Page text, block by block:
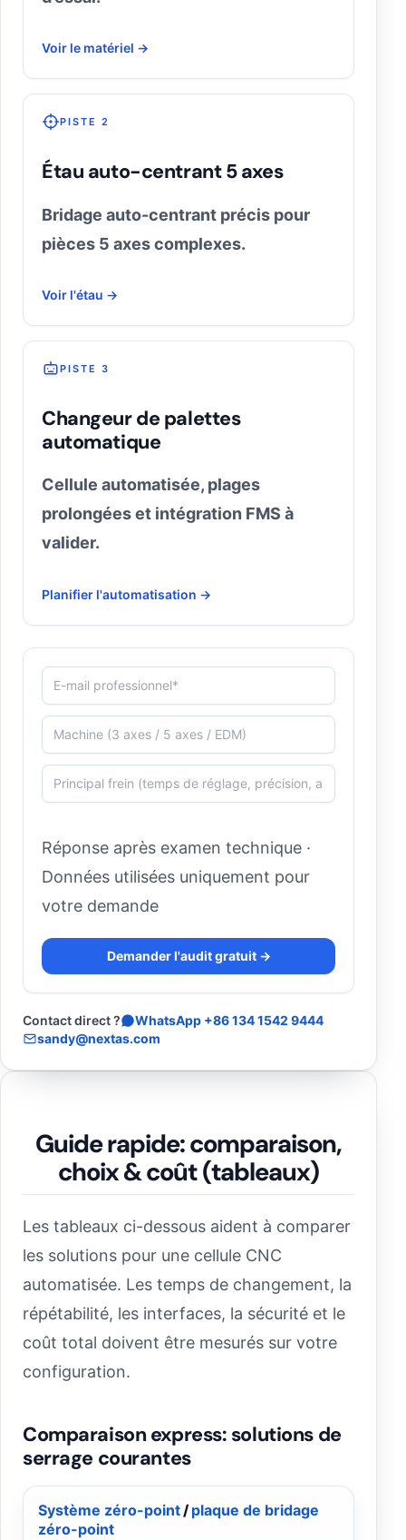
Voir le matériel →
PISTE 2
Étau auto-centrant 5 axes
Bridage auto-centrant précis pour
pièces 5 axes complexes.
Voir l'étau →
PISTE 3
Changeur de palettes
automatique
Cellule automatisée, plages
prolongées et intégration FMS à
valider.
Planifier l'automatisation →
E-mail professionnel*
Machine (3 axes / 5 axes / EDM)
Principal frein (temps de réglage, précision,
Réponse après examen technique ·
Données utilisées uniquement pour
votre demande
Demander l'audit gratuit →
Contact direct ?
WhatsApp +86 134 1542 9444
sandy@nextas.com
Guide rapide: comparaison,
choix & coût (tableaux)
Les tableaux ci-dessous aident à comparer
les solutions pour une cellule CNC
automatisée. Les temps de changement, la
répétabilité, les interfaces, la sécurité et le
coût total doivent être mesurés sur votre
configuration.
Comparaison express: solutions de
serrage courantes
Système zéro-point/ plaque de bridage
zéro-point